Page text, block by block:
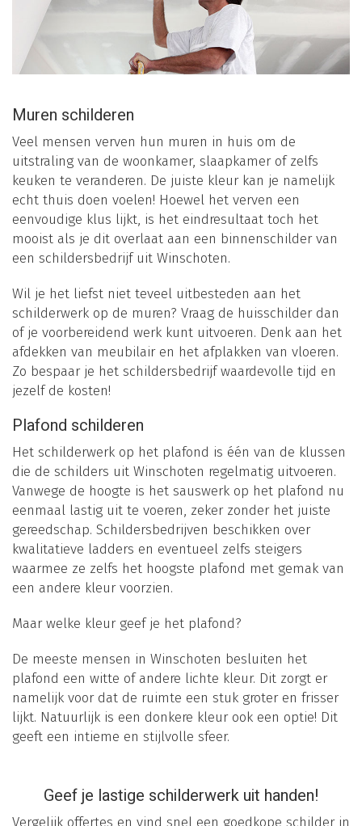
Muren schilderen
Veel mensen verven hun muren in huis om de
uitstraling van de woonkamer, slaapkamer of zelfs
keuken te veranderen. De juiste kleur kan je namelijk
echt thuis doen voelen! Hoewel het verven een
eenvoudige klus lijkt, is het eindresultaat toch het
mooist als je dit overlaat aan een binnenschilder van
een schildersbedrijf uit Winschoten.
Wil je het liefst niet teveel uitbesteden aan het
schilderwerk op de muren? Vraag de huisschilder dan
of je voorbereidend werk kunt uitvoeren. Denk aan het
afdekken van meubilair en het afplakken van vloeren.
Zo bespaar je het schildersbedrijf waardevolle tijd en
jezelf de kosten!
Plafond schilderen
Het schilderwerk op het plafond is één van de klussen
die de schilders uit Winschoten regelmatig uitvoeren.
Vanwege de hoogte is het sauswerk op het plafond nu
eenmaal lastig uit te voeren, zeker zonder het juiste
gereedschap. Schildersbedrijven beschikken over
kwalitatieve ladders en eventueel zelfs steigers
waarmee ze zelfs het hoogste plafond met gemak van
een andere kleur voorzien.
Maar welke kleur geef je het plafond?
De meeste mensen in Winschoten besluiten het
plafond een witte of andere lichte kleur. Dit zorgt er
namelijk voor dat de ruimte een stuk groter en frisser
lijkt. Natuurlijk is een donkere kleur ook een optie! Dit
geeft een intieme en stijlvolle sfeer.
Geef je lastige schilderwerk uit handen!
Vergelijk offertes en vind snel een goedkope schilder in